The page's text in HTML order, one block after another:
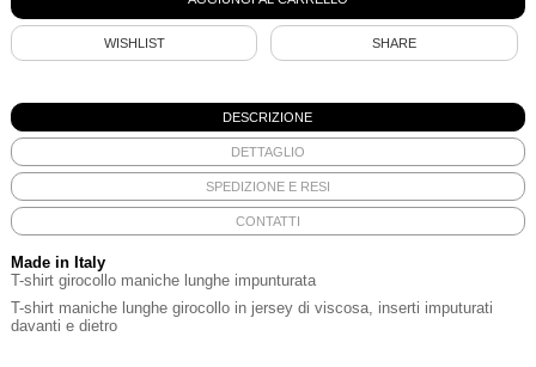
WISHLIST SHARE
DESCRIZIONE
DETTAGLIO
SPEDIZIONE E RESI
CONTATTI
Made in Italy
T-shirt girocollo maniche lunghe impunturata
T-shirt maniche lunghe girocollo in jersey di viscosa, inserti imputurati
davanti e dietro